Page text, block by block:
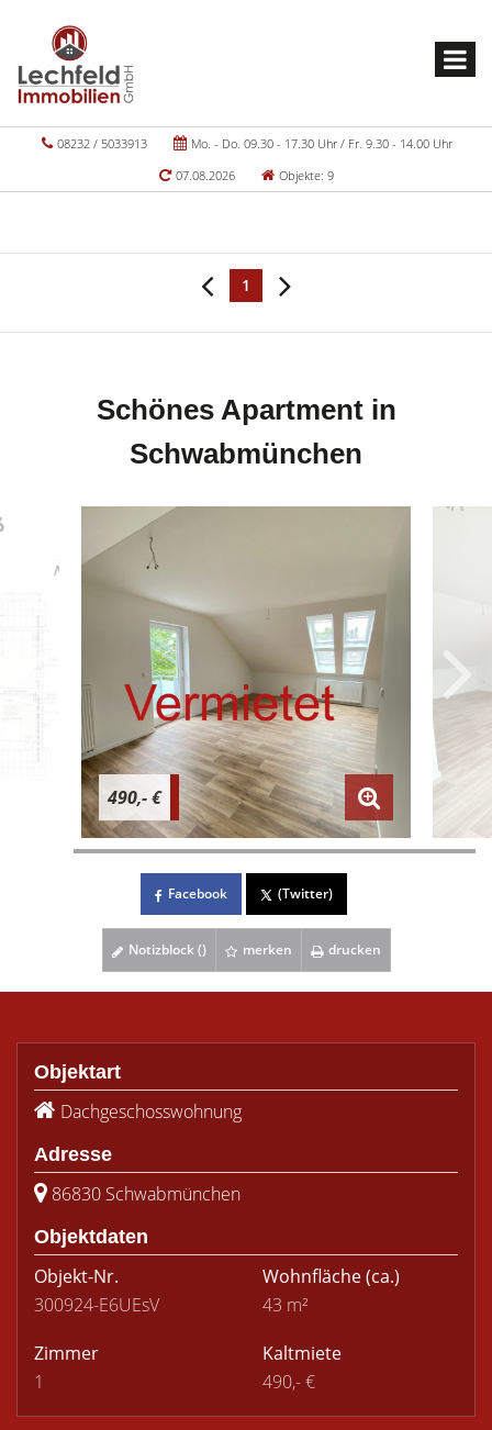
08232 / 5033913
Mo. - Do. 09.30 - 17.30 Uhr / Fr. 9.30 - 14.00 Uhr
07.08.2026
Objekte: 9
1
Schönes Apartment in
Schwabmünchen
490,- €
Facebook (Twitter)
Notizblock () merken drucken
Objektart
Dachgeschosswohnung
Adresse
86830 Schwabmünchen
Objektdaten
Objekt-Nr.
300924-E6UEsV
Wohnfläche(ca.)
43 m²
Zimmer
1
Kaltmiete
490,- €